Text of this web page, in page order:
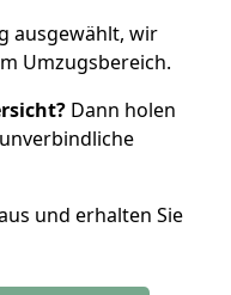
ausgewählt, wir
Umzugsbereich.
Dann holen
und erhalten Sie